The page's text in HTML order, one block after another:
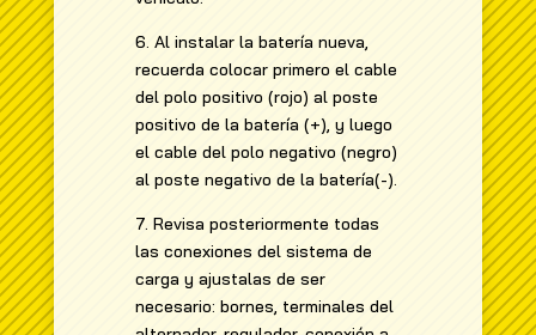
6. Al instalar la batería nueva,
recuerda colocar primero el cable
del polo positivo (rojo) al poste
positivo de la batería (+), y luego
el cable del polo negativo (negro)
al poste negativo de la batería(-).
7. Revisa posteriormente todas
las conexiones del sistema de
carga y ajustalas de ser
necesario: bornes, terminales del